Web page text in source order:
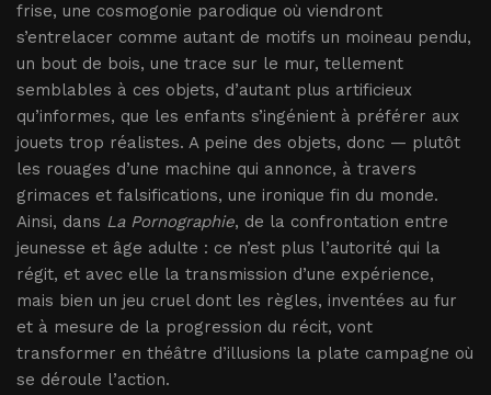
frise, une cosmogonie parodique où viendront
s’entrelacer comme autant de motifs un moineau pendu,
un bout de bois, une trace sur le mur, tellement
semblables à ces objets, d’autant plus artificieux
qu’informes, que les enfants s’ingénient à préférer aux
jouets trop réalistes. A peine des objets, donc — plutôt
les rouages d’une machine qui annonce, à travers
grimaces et falsifications, une ironique fin du monde.
Ainsi, dans La Pornographie, de la confrontation entre
jeunesse et âge adulte : ce n’est plus l’autorité qui la
régit, et avec elle la transmission d’une expérience,
mais bien un jeu cruel dont les règles, inventées au fur
et à mesure de la progression du récit, vont
transformer en théâtre d’illusions la plate campagne où
se déroule l’action.